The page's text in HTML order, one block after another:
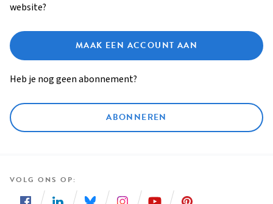
website?
MAAK EEN ACCOUNT AAN
Heb je nog geen abonnement?
ABONNEREN
VOLG ONS OP